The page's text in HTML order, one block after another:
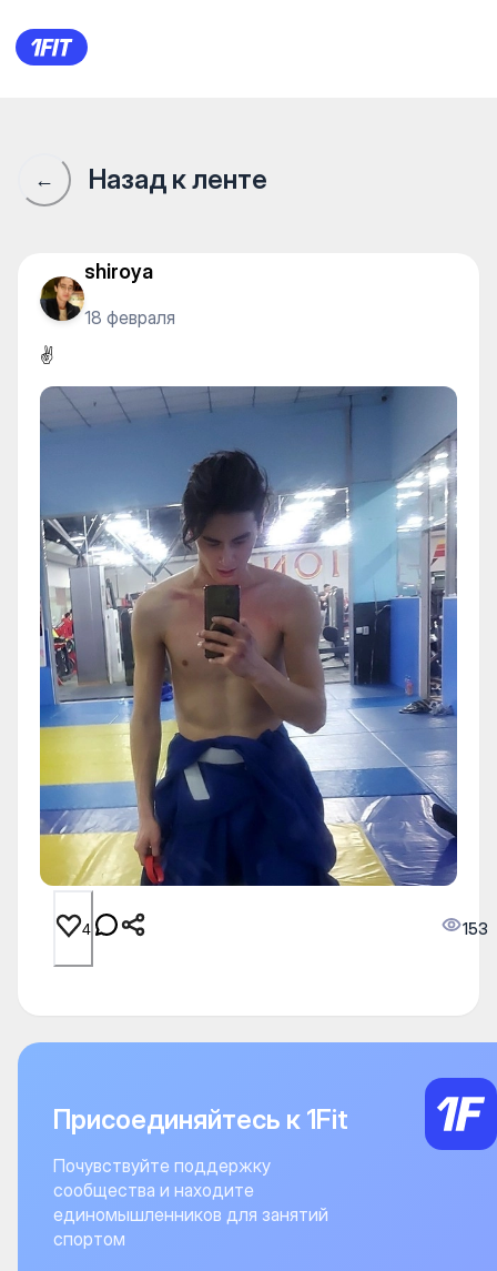
✌️
← Назад к ленте
shiroya
18 февраля
✌️
4 153
Присоединяйтесь к 1Fit
Почувствуйте поддержку
сообщества и находите
единомышленников для занятий
спортом